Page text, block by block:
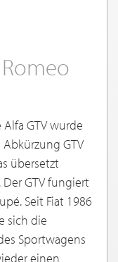
GTV wurde
GTV
übersetzt
GTV fungiert
Seit Fiat 1986
sich die
Sportwagens
einen